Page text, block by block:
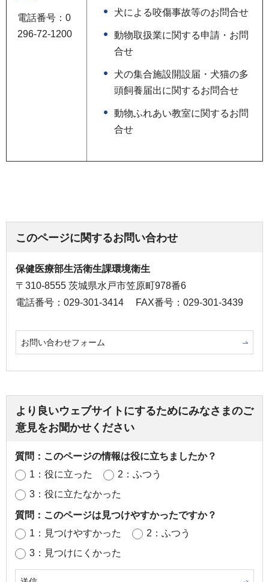
電話番号：0
296-72-1200
犬による咬傷事故等のお問合せ
動物取扱業に関する申請・お問
合せ
犬の集合施設開設届・犬猫の多
頭飼養届出に関するお問合せ
動物ふれあい教室に関するお問
合せ
このページに関するお問い合わせ
保健医療部生活衛生課環境衛生
〒310-8555 茨城県水戸市笠原町978番6
電話番号：029-301-3414
FAX番号：029-301-3439
お問い合わせフォーム
より良いウェブサイトにするためにみなさまのご
意見をお聞かせください
質問：このページの情報は役に立ちましたか？
1：役に立った
2：ふつう
3：役に立たなかった
質問：このページは見つけやすかったですか？
1：見つけやすかった
2：ふつう
3：見つけにくかった